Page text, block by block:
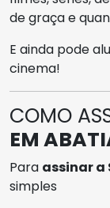
de graça e
E ainda pode
cinema!
COMO
EM
Para assinar a
simples